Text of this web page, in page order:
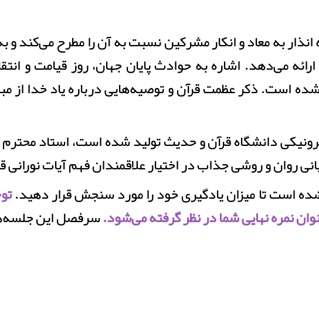
به معاد و انكار مشركين نسبت به آن را مطرح می‌کند و
می‌دهد. اشاره به حوادث پایان جهان، روز قیامت و
است. ذکر عظمت قرآن و توصیه‌هایی درباره یاد خدا از
روان و روشی جذاب در اختیار علاقمندان فهم آیات نورانی
است تا میزان یادگیری خود را مورد سنجش قرار دهید.
نمره نهایی شما در نظر گرفته می‌شود.سرفصل این